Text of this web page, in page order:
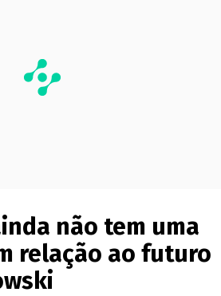
não tem uma
relação ao futuro